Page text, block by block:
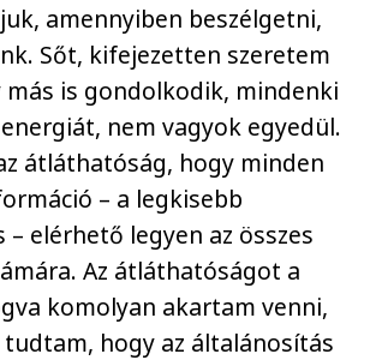
amennyiben beszélgetni,
Sőt, kifejezetten szeretem
más is gondolkodik, mindenki
nem vagyok egyedül.
átláthatóság, hogy minden
– a legkisebb
– elérhető legyen az összes
Az átláthatóságot a
komolyan akartam venni,
hogy az általánosítás